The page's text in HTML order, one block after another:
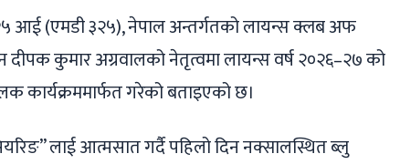
आई (एमडी ३२५), नेपाल अन्तर्गतको लायन्स क्लब अफ
दीपक कुमार अग्रवालको नेतृत्वमा लायन्स वर्ष २०२६–२७ को
कार्यक्रममार्फत गरेको बताइएको छ।
लाई आत्मसात गर्दै पहिलो दिन नक्सालस्थित ब्लु